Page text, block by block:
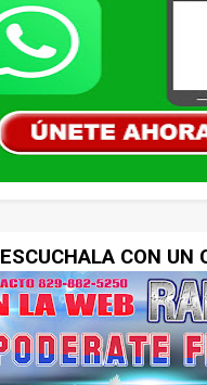
ESCUCHALA CON UN